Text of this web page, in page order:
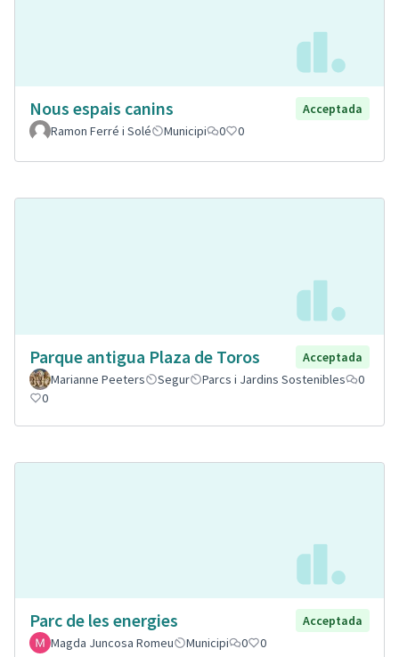
Nous espais canins
Acceptada
Ramon Ferré i Solé
Municipi 0 0
Parque antigua Plaza de Toros
Acceptada
Marianne Peeters
Segur Parcs i Jardins Sostenibles
0
0
Parc de les energies
Acceptada
Magda Juncosa Romeu
Municipi 0 0